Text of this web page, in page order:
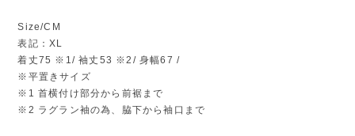
Size/CM
表記：XL
着丈75 ※1/ 袖丈53 ※2/ 身幅67 /
※平置きサイズ
※1 首横付け部分から前裾まで
※2 ラグラン袖の為、脇下から袖口まで